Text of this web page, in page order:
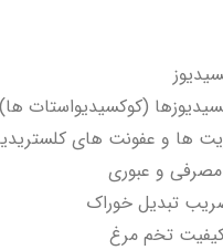
(کوکسیدیواستات
ها و عفونت های
مصرفی و عبوری
تبدیل خوراک
کیفیت تخم مرغ